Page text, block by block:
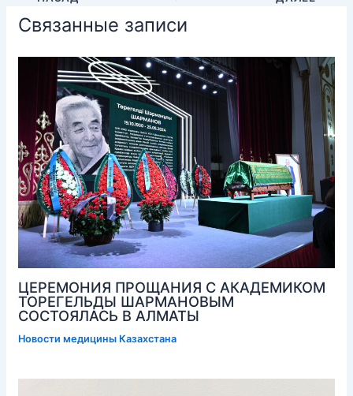
Связанные записи
ЦЕРЕМОНИЯ ПРОЩАНИЯ С АКАДЕМИКОМ
ТОРЕГЕЛЬДЫ ШАРМАНОВЫМ
СОСТОЯЛАСЬ В АЛМАТЫ
Новости медицины Казахстана